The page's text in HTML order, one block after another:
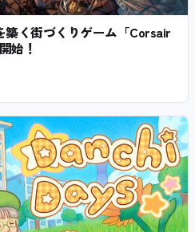
く街づくりゲーム「Corsair
始！